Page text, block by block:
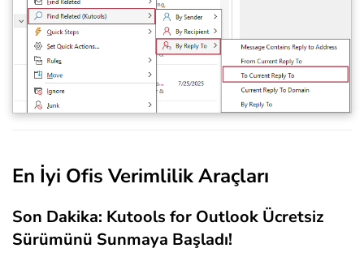
En İyi Ofis Verimlilik Araçları
Son Dakika: Kutools for Outlook Ücretsiz
Sürümünü Sunmaya Başladı!